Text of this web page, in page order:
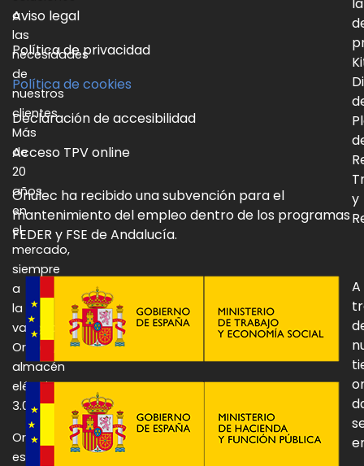
a
las
necesidades
de
nuestros
clientes.
Más
de
20
años
en
el
mercado,
siempre
a
la
vanguardia:
Onulec,
almacén
eléctrico
3.0.
Onulec
es
Aviso legal
Política de privacidad
Política de cookies
Declaración de accesibilidad
Acceso TPV online
Onulec ha recibido una subvención para el
mantenimiento del empleo dentro de los programas
FEDER y FSE de Andalucía.
y
A